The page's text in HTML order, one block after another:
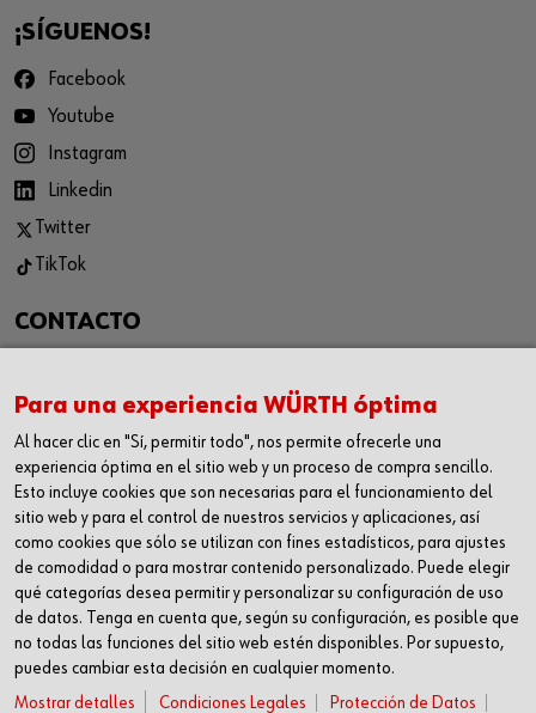
¡SÍGUENOS!
Facebook
Youtube
Instagram
Linkedin
Twitter
TikTok
CONTACTO
C/ Las Casuarinas 117, 35118
Las Palmas de Gran Canaria
Teléfono: 928 189 825
Fax: 928 188 922
tiendacanarias@wurth.es
¡DESCARGA NUESTRA APP!
Para una experiencia WÜRTH óptima
Al hacer clic en "Sí, permitir todo", nos permite ofrecerle una
experiencia óptima en el sitio web y un proceso de compra sencillo.
Esto incluye cookies que son necesarias para el funcionamiento del
sitio web y para el control de nuestros servicios y aplicaciones, así
como cookies que sólo se utilizan con fines estadísticos, para ajustes
de comodidad o para mostrar contenido personalizado. Puede elegir
qué categorías desea permitir y personalizar su configuración de uso
de datos. Tenga en cuenta que, según su configuración, es posible que
no todas las funciones del sitio web estén disponibles. Por supuesto,
puedes cambiar esta decisión en cualquier momento.
Mostrar detalles
Condiciones Legales Protección de Datos